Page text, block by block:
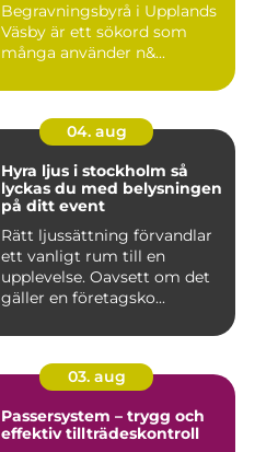
Begravningsbyrå i Upplands
Väsby är ett sökord som
många använder n&...
04. aug
Hyra ljus i stockholm så
lyckas du med belysningen
på ditt event
Rätt ljussättning förvandlar
ett vanligt rum till en
upplevelse. Oavsett om det
gäller en företagsko...
03. aug
Passersystem – trygg och
effektiv tillträdeskontroll